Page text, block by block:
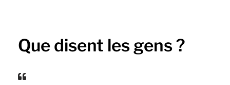
Que disent les gens ?